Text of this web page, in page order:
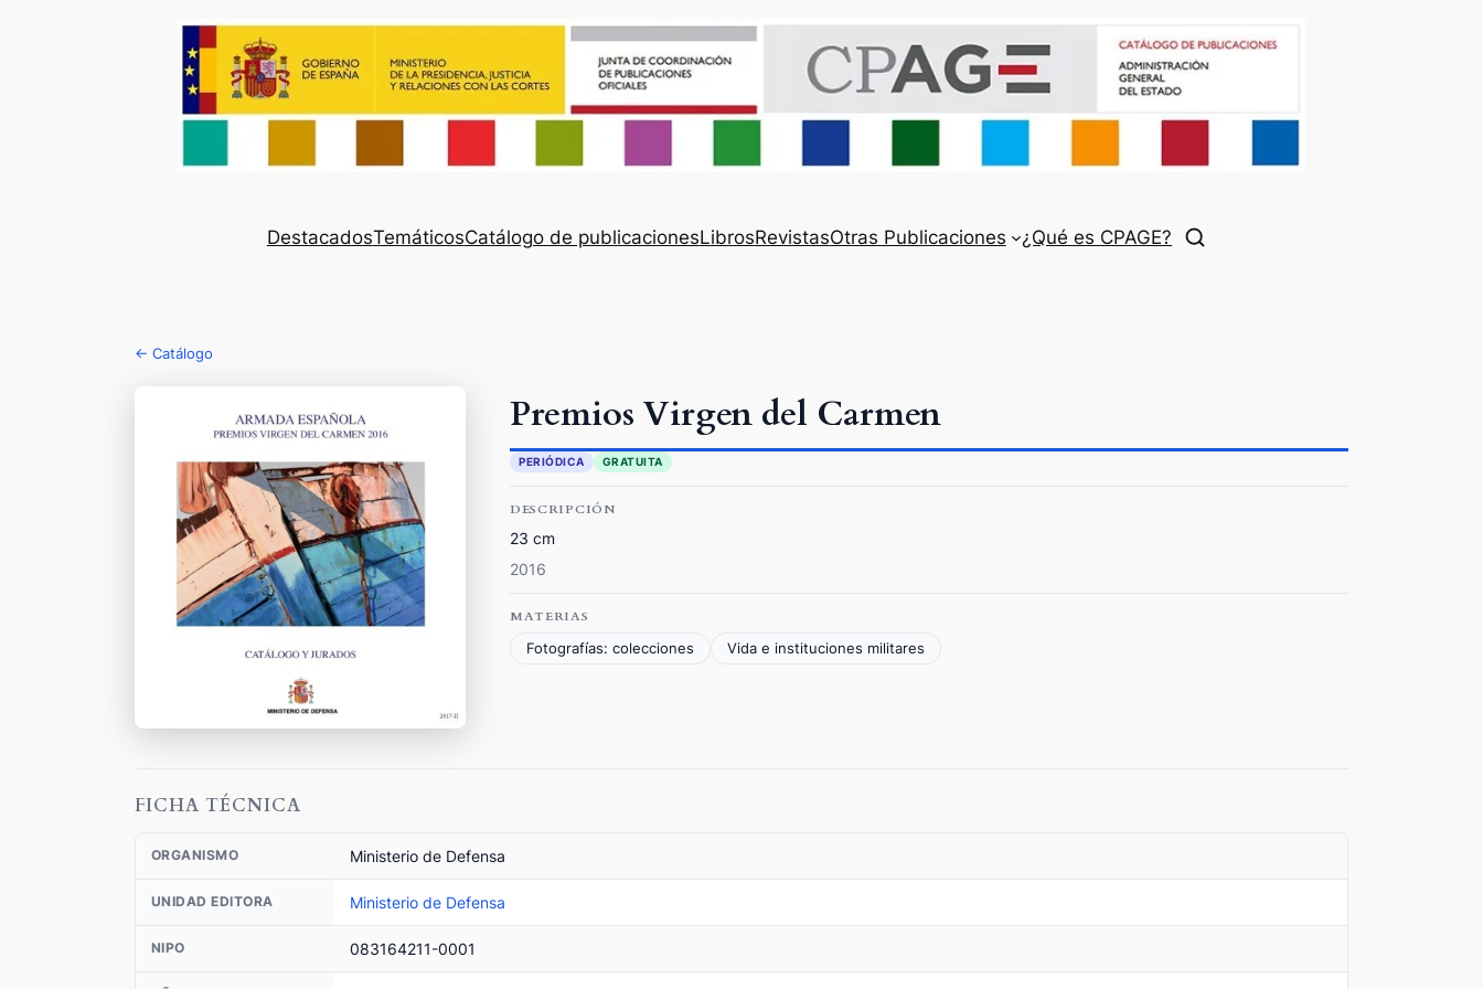
DestacadosTemáticosCatálogo de publicacionesLibrosRevistasOtras Publicaciones ¿Qué es CPAGE?
← Catálogo
Premios Virgen del Carmen
PERIÓDICA GRATUITA
DESCRIPCIÓN
23 cm
2016
MATERIAS
Fotografías: colecciones
Vida e instituciones militares
FICHA TÉCNICA
ORGANISMO Ministerio de Defensa
UNIDAD EDITORA Ministerio de Defensa
NIPO 083164211-0001